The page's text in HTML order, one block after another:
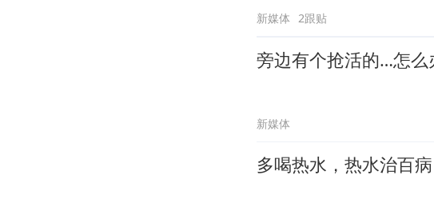
新媒体 2跟贴
旁边有个抢活的…怎么
新媒体
多喝热水，热水治百病